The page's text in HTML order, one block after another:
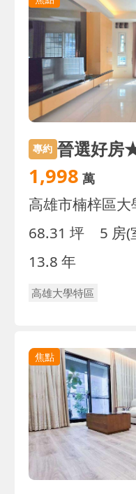
專約
1,998 萬
高雄市楠梓區大
68.31 坪
5 房(
13.8 年
高雄大學特區
焦點